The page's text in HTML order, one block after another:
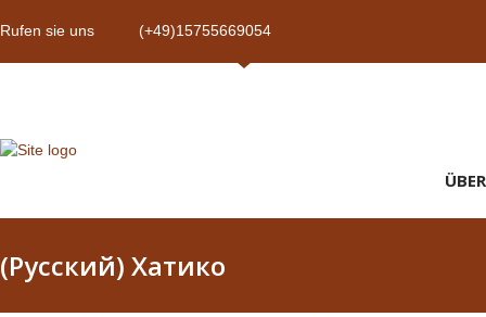
Rufen sie uns (+49)15755669054
(Русский) Хатико